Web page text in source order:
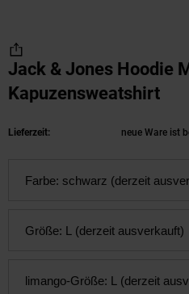
Jack & Jones Hoodie
Kapuzensweatshirt
Lieferzeit: neue Ware ist
Farbe: schwarz (derzeit
Größe: L (derzeit ausverkauft)
limango-Größe: L (derzeit